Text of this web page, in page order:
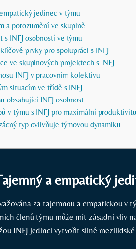
jedinec v týmu
a porozumění ve skupině
INFJ osobností ve týmu
prvky pro spolupráci s INFJ
ve skupinových projektech s INFJ
INFJ v pracovním kolektivu
situacím ve třídě s INFJ
obsahující INFJ osobnost
v týmu s INFJ pro maximální produktivitu
typ ovlivňuje týmovou dynamiku
a empatický
za tajemnou a empatickou v
členů týmu může mít zásadní vliv
INFJ jedinci vytvořit silné